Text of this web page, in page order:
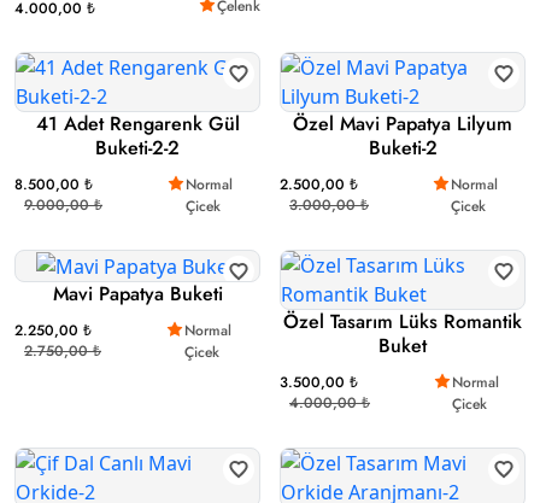
4.000,00 ₺ Çelenk
41 Adet Rengarenk Gül
Buketi-2-2
8.500,00 ₺
9.000,00 ₺
Normal
Çicek
Özel Mavi Papatya Lilyum
Buketi-2
2.500,00 ₺
3.000,00 ₺
Normal
Çicek
Mavi Papatya Buketi
2.250,00 ₺
2.750,00 ₺
Normal
Çicek
Özel Tasarım Lüks Romantik
Buket
3.500,00 ₺
4.000,00 ₺
Normal
Çicek